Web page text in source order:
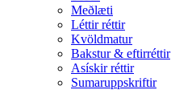
Meðlæti
Léttir réttir
Kvöldmatur
Bakstur & eftirréttir
Asískir réttir
Sumaruppskriftir